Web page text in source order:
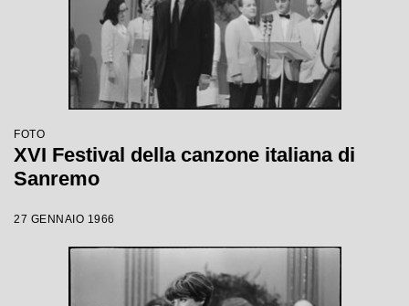
FOTO
XVI Festival della canzone italiana di
Sanremo
27 GENNAIO 1966